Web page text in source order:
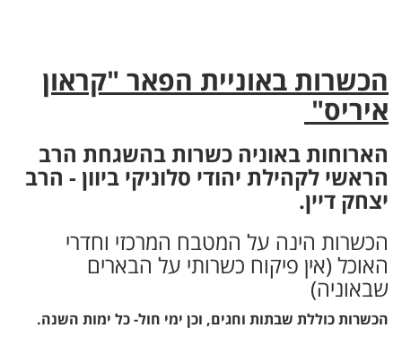
הכשרות באוניית הפאר "קראון
איריס"
הארוחות באוניה כשרות בהשגחת הרב
הראשי לקהילת יהודי סלוניקי ביוון - הרב
יצחק דיין.
הכשרות הינה על המטבח המרכזי וחדרי
האוכל (אין פיקוח כשרותי על הבארים
שבאוניה)
הכשרות כוללת שבתות וחגים, וכן ימי חול- כל ימות השנה.